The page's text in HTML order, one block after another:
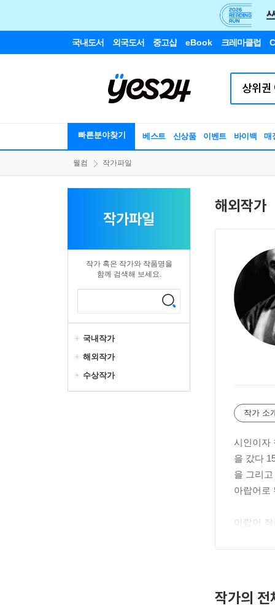
국내도서 외국도서 중고샵 eBook 크레마클럽
빠른분야찾기 베스트 신상품 이벤트 바이백 매
웰컴 작가파일
작가파일
작가 혹은 작가와 작품명을
함께 검색해 보세요.
국내작가
해외작가
수상작가
해외작가
작가 소
시인이자
을 갔다
을 그리
아랍어로
아랍어
『예언
작가의 전